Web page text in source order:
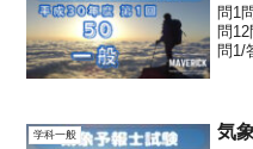
問1
問
問1/
学科一般 気